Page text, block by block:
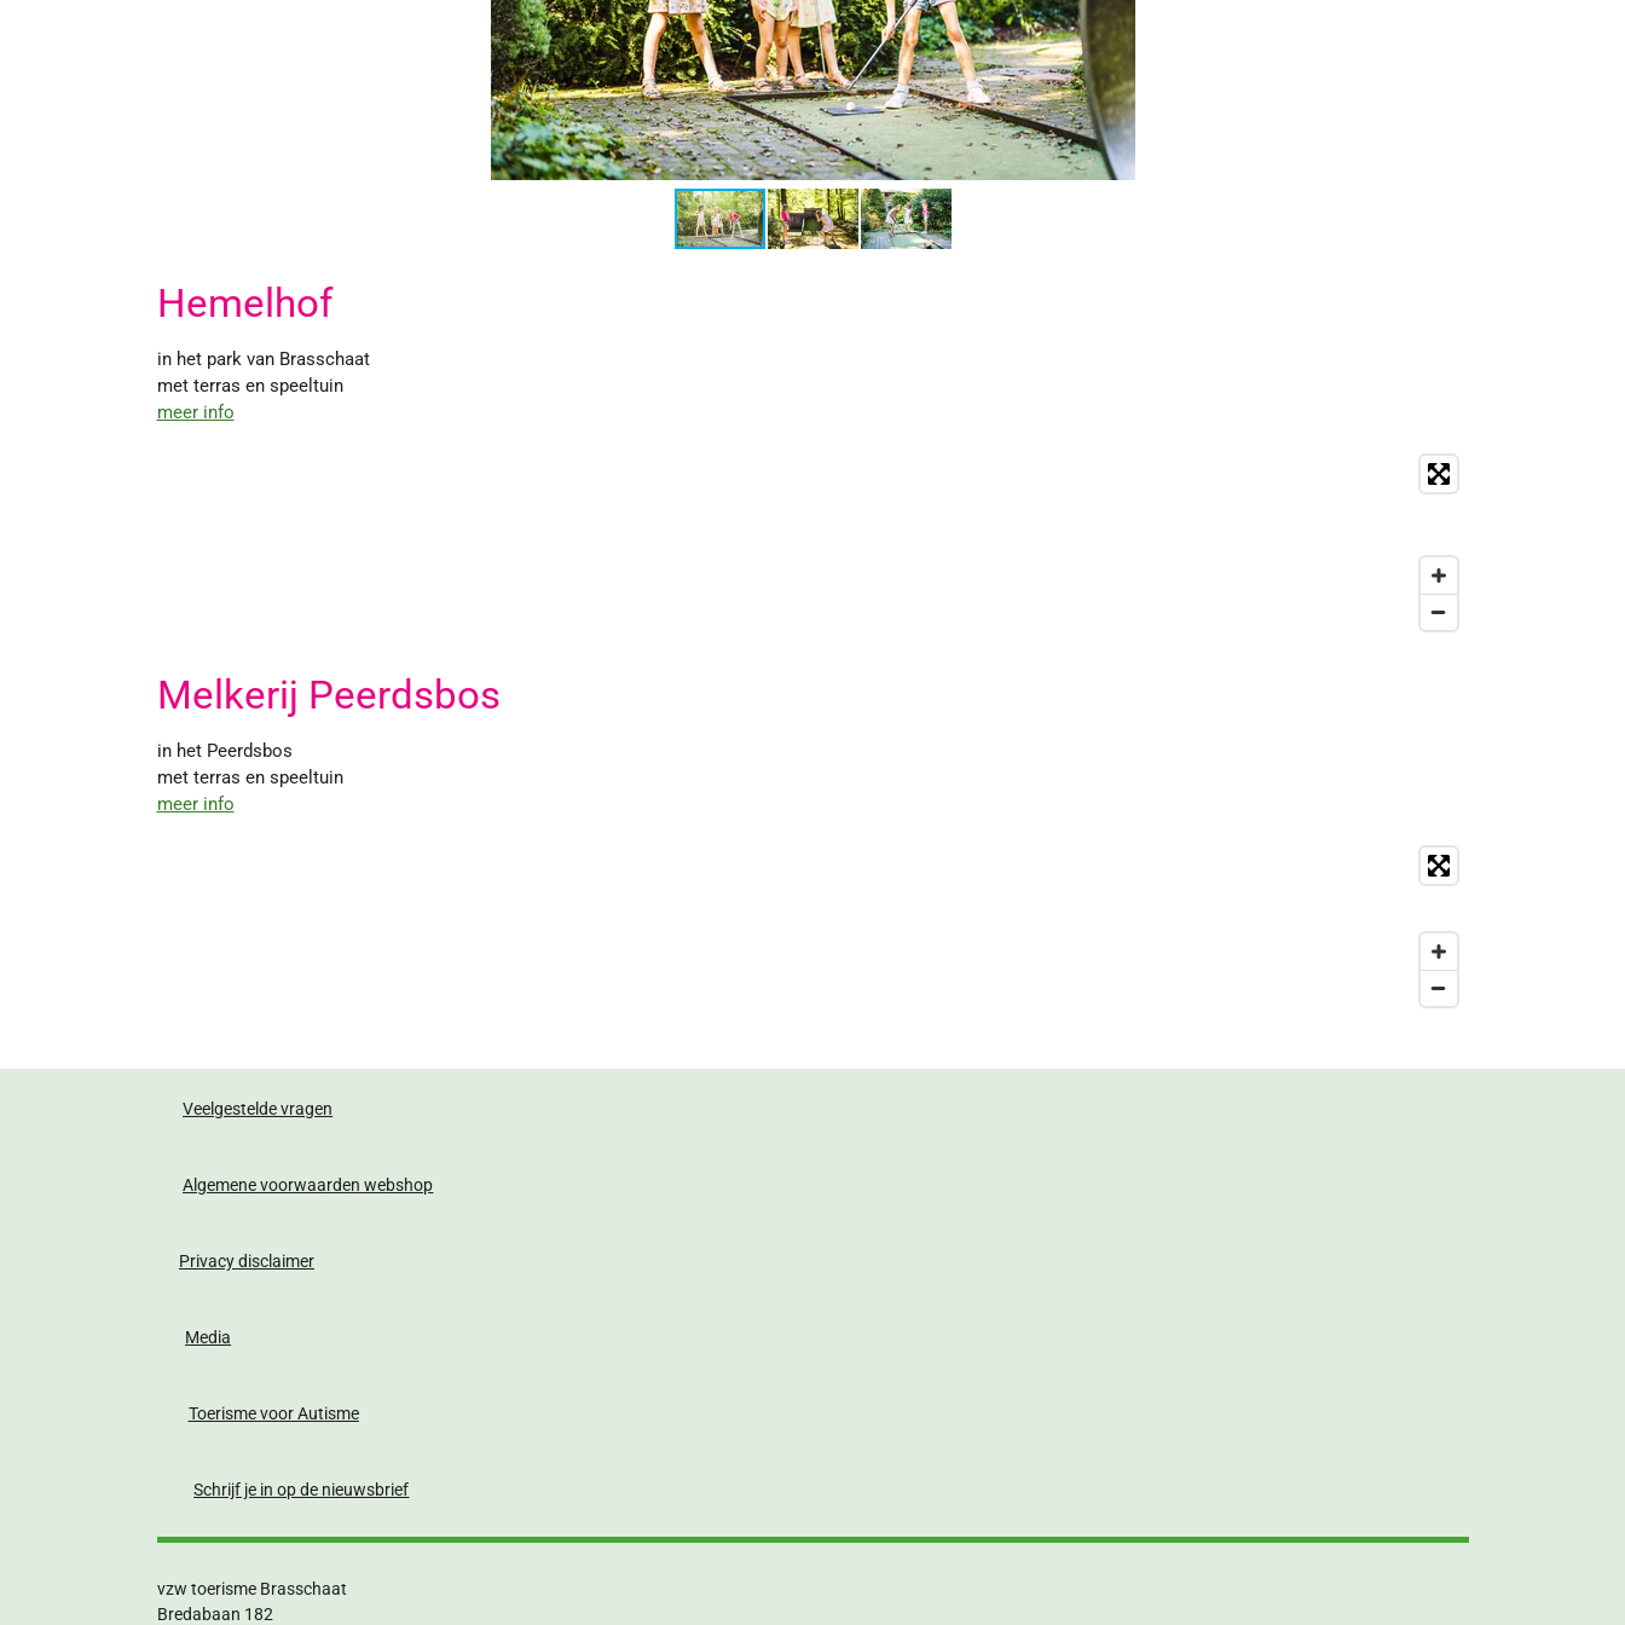
Hemelhof
in het park van Brasschaat
met terras en speeltuin
meer info
Melkerij Peerdsbos
in het Peerdsbos
met terras en speeltuin
meer info
Veelgestelde vragen
Algemene voorwaarden webshop
Privacy disclaimer
Media
Toerisme voor Autisme
Schrijf je in op de nieuwsbrief
vzw toerisme Brasschaat
Bredabaan 182